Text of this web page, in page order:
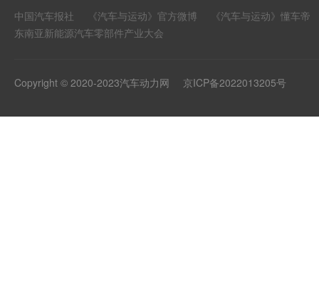
中国汽车报社 《汽车与运动》官方微博
《汽车与运动》懂车帝
东南亚新能源汽车零部件产业大会
Copyright © 2020-2023汽车动力网 京ICP备2022013205号